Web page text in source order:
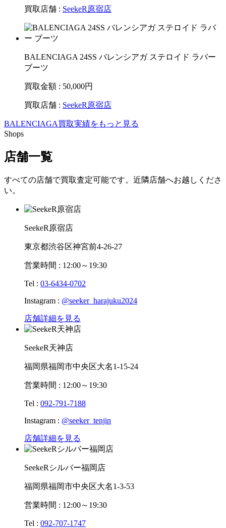
買取店舗 : SeekeR原宿店
BALENCIAGA 24SS バレンシアガ ステロイド ラバー
ブーツ
買取金額 : 50,000円
買取店舗 : SeekeR原宿店
BALENCIAGA買取実績をもっと見る
Shops
店舗一覧
すべての店舗で買取査定可能です。近隣店舗へお越しくださ
い。
SeekeR原宿店
東京都渋谷区神宮前4-26-27
営業時間 : 12:00～19:30
Tel : 03-6434-0702
Instagram : @seeker_harajuku2024
店舗詳細を見る
SeekeR天神店
福岡県福岡市中央区大名1-15-24
営業時間 : 12:00～19:30
Tel : 092-791-7188
Instagram : @seeker_tenjin
店舗詳細を見る
SeekeRシルバー福岡店
福岡県福岡市中央区大名1-3-53
営業時間 : 12:00～19:30
Tel : 092-707-1747